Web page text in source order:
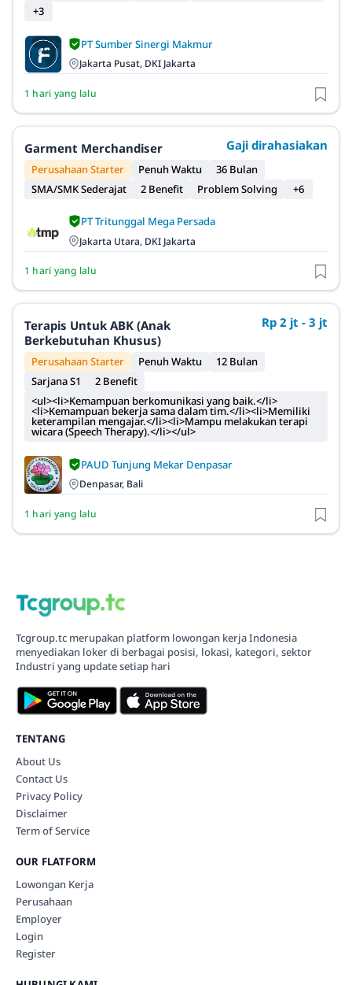
+3
PT Sumber Sinergi Makmur
Jakarta Pusat, DKI Jakarta
1 hari yang lalu
Garment Merchandiser Gaji dirahasiakan
Perusahaan Starter Penuh Waktu
36 Bulan
SMA/SMK Sederajat
2 Benefit Problem Solving +6
PT Tritunggal Mega Persada
Jakarta Utara, DKI Jakarta
1 hari yang lalu
Terapis Untuk ABK (Anak
Berkebutuhan Khusus)
Rp 2 jt - 3 jt
Perusahaan Starter Penuh Waktu
12 Bulan
Sarjana S1
2 Benefit
<ul><li>Kemampuan berkomunikasi yang baik.</li>
<li>Kemampuan bekerja sama dalam tim.</li><li>Memiliki
keterampilan mengajar.</li><li>Mampu melakukan terapi
wicara (Speech Therapy).</li></ul>
PAUD Tunjung Mekar Denpasar
Denpasar, Bali
1 hari yang lalu
Tcgroup.tc merupakan platform lowongan kerja Indonesia
menyediakan loker di berbagai posisi, lokasi, kategori, sektor
Industri yang update setiap hari
TENTANG
About Us
Contact Us
Privacy Policy
Disclaimer
Term of Service
OUR FLATFORM
Lowongan Kerja
Perusahaan
Employer
Login
Register